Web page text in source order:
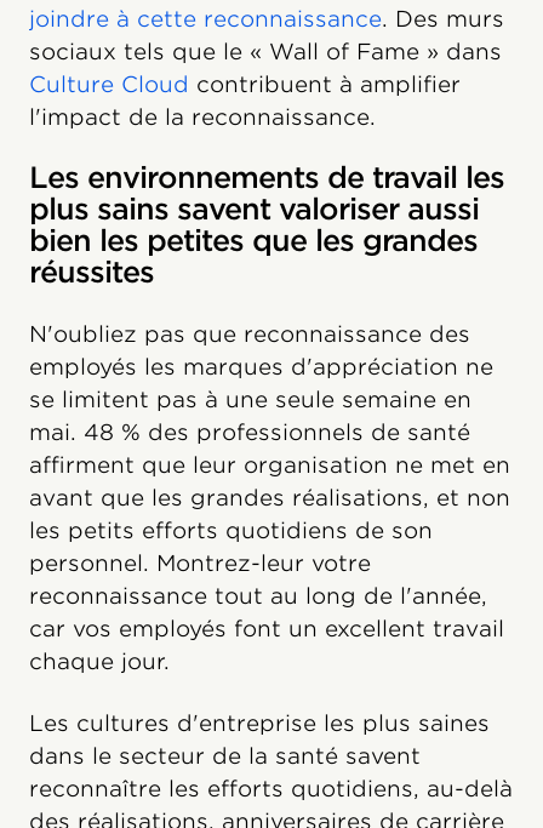
joindre à cette reconnaissance. Des murs
sociaux tels que le « Wall of Fame » dans
Culture Cloud contribuent à amplifier
l'impact de la reconnaissance.
Les environnements de travail les
plus sains savent valoriser aussi
bien les petites que les grandes
réussites
N'oubliez pas que reconnaissance des
employés les marques d'appréciation ne
se limitent pas à une seule semaine en
mai. 48 % des professionnels de santé
affirment que leur organisation ne met en
avant que les grandes réalisations, et non
les petits efforts quotidiens de son
personnel. Montrez-leur votre
reconnaissance tout au long de l'année,
car vos employés font un excellent travail
chaque jour.
Les cultures d'entreprise les plus saines
dans le secteur de la santé savent
reconnaître les efforts quotidiens, au-delà
des réalisations, anniversaires de carrière